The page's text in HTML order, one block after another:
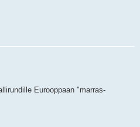
Eurooppaan "marras-